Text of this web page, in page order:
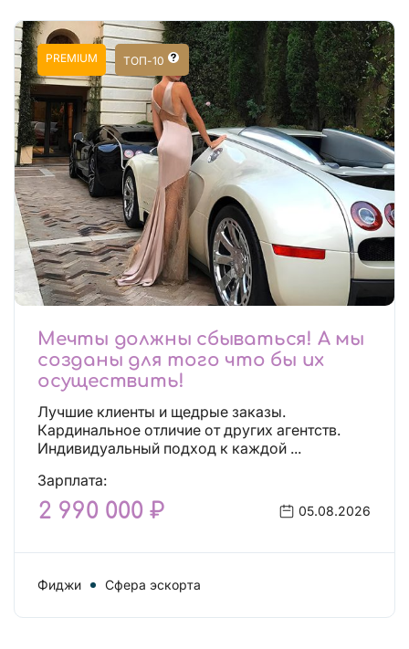
PREMIUM ТОП-10
Мечты должны сбываться! А мы
созданы для того что бы их
осуществить!
Лучшие клиенты и щедрые заказы.
Кардинальное отличие от других агентств.
Индивидуальный подход к каждой ...
Зарплата:
2 990 000 ₽ 05.08.2026
Фиджи Сфера эскорта